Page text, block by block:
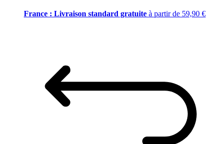
France : Livraison standard gratuite à partir de 59,90 €